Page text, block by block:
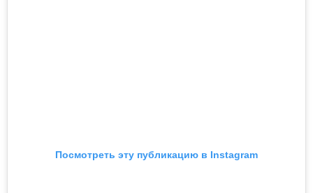
Посмотреть эту публикацию в Instagram